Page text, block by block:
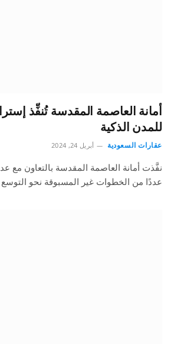
أمانة العاصمة المقدسة تُنفِّذ
للمدن الذكية
عقارات السعودية أبريل 24, 2024
نفَّذت أمانة العاصمة المقدسة بالتعاون مع
عددًا من الخطوات غير المسبوقة نحو